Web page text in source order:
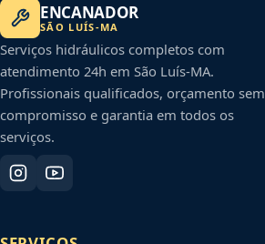
ENCANADOR
SÃO LUÍS-MA
Serviços hidráulicos completos com
atendimento 24h em São Luís-MA.
Profissionais qualificados, orçamento sem
compromisso e garantia em todos os
serviços.